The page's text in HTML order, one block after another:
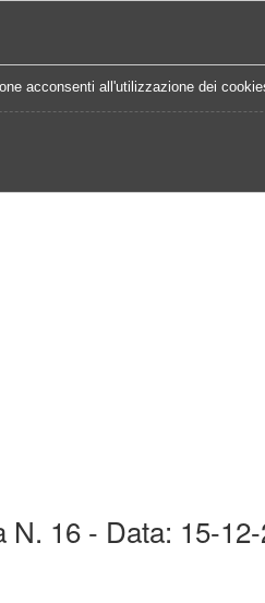
acconsenti all'utilizzazione dei
16 - Data: 15-